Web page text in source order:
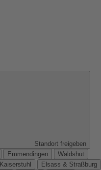
Standort freigeben
Emmendingen
Waldshut
Kaiserstuhl
Elsass & Straßburg